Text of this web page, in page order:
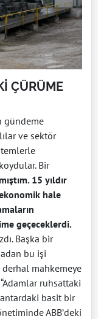
ÇÜRÜME
gündeme
ve sektör
Bir
15 yıldır
hale
geçeceklerdi.
Başka bir
bu işi
derhal mahkemeye
ruhsattaki
basit bir
ABB’deki